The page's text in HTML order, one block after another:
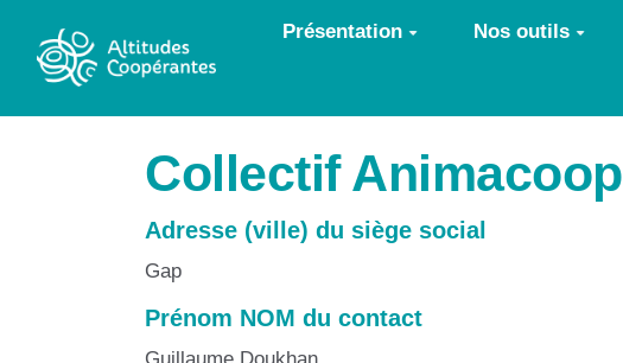
Aller au contenu principal Présentation Nos outils
Collectif Animacoop
Adresse (ville) du siège social
Gap
Prénom NOM du contact